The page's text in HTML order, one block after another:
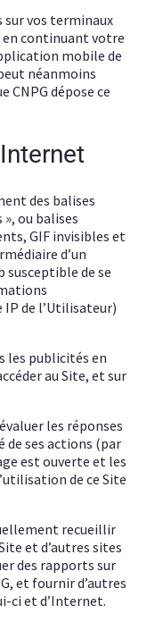
sur vos terminaux
en continuant votre
mobile de
néanmoins
CNPG dépose ce
des balises
ou balises
GIF invisibles et
d’un
susceptible de se
IP de l’Utilisateur)
les publicités en
au Site, et sur
les réponses
de ses actions (par
est ouverte et les
de ce Site
recueillir
et d’autres sites
des rapports sur
et fournir d’autres
ci et d’Internet.